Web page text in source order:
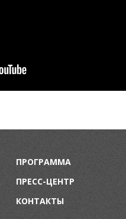
ПРОГРАММА
ПРЕСС-ЦЕНТР
КОНТАКТЫ